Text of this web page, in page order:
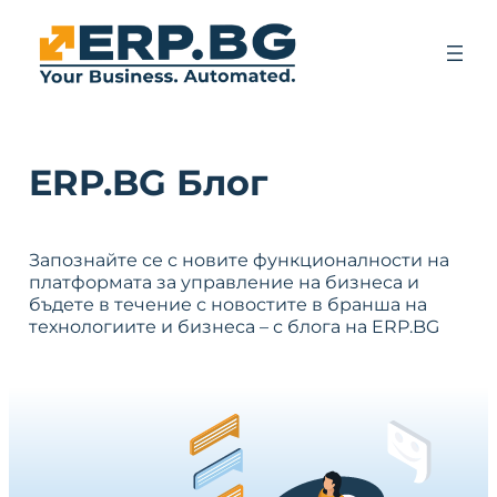
ERP.BG Блог
Запознайте се с новите функционалности на
платформата за управление на бизнеса и
бъдете в течение с новостите в бранша на
технологиите и бизнеса – с блога на ERP.BG